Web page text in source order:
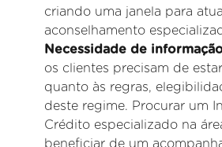
criando uma janela para
aconselhamento
Necessidade de
os clientes precisam de
quanto às regras,
deste regime. Procurar um
Crédito especializado na
beneficiar de um